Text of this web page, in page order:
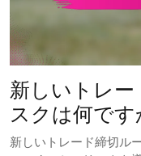
新しいトレー
スクは何です
新しいトレード締切ル